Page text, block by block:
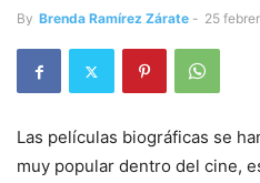
By Brenda Ramírez Zárate - 25
Las películas biográficas se
muy popular dentro del cine,